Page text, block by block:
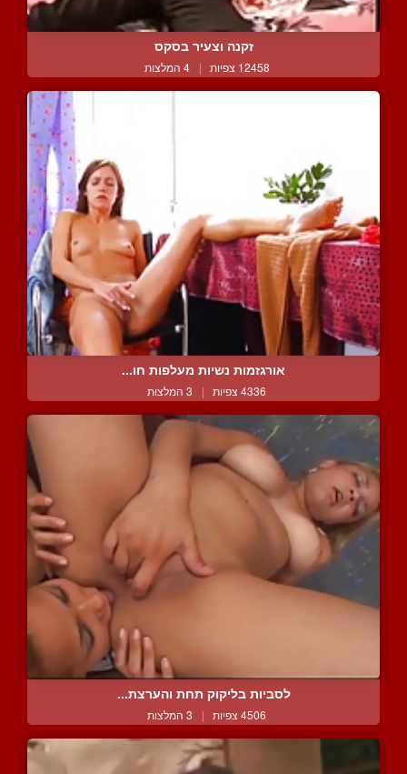
זקנה וצעיר בסקס
12458 צפיות | 4 המלצות
אורגזמות נשיות מעלפות חו...
4336 צפיות | 3 המלצות
לסביות בליקוק תחת והערצת...
4506 צפיות | 3 המלצות